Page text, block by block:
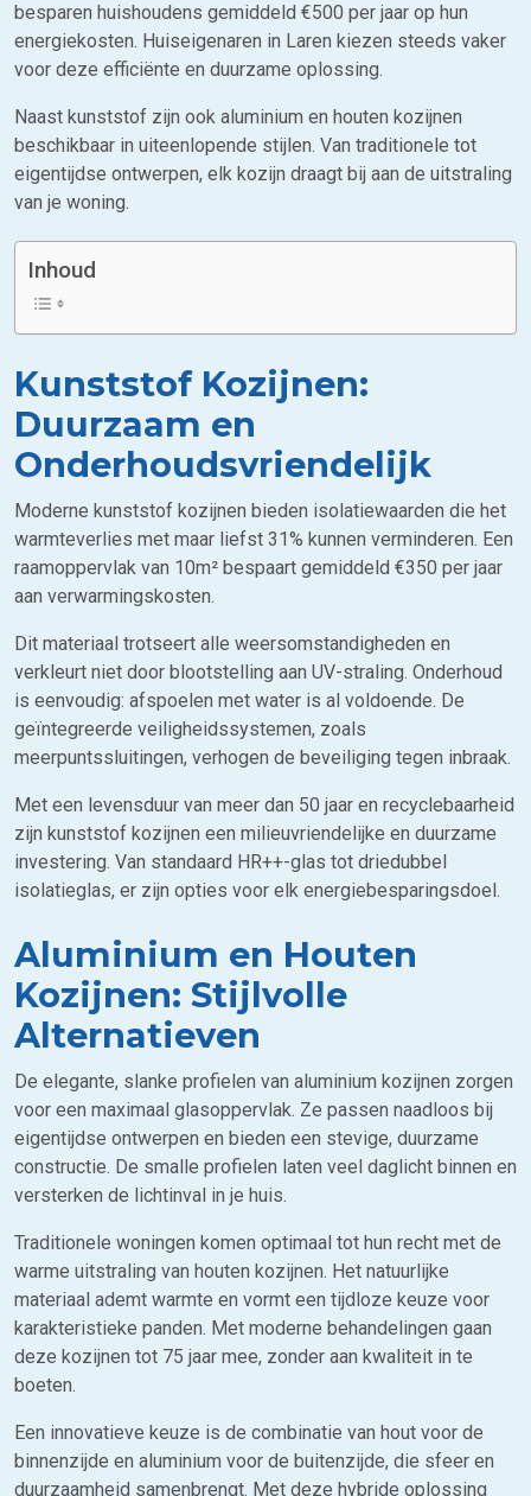
besparen huishoudens gemiddeld €500 per jaar op hun
energiekosten. Huiseigenaren in Laren kiezen steeds vaker
voor deze efficiënte en duurzame oplossing.
Naast kunststof zijn ook aluminium en houten kozijnen
beschikbaar in uiteenlopende stijlen. Van traditionele tot
eigentijdse ontwerpen, elk kozijn draagt bij aan de uitstraling
van je woning.
Inhoud
Kunststof Kozijnen:
Duurzaam en
Onderhoudsvriendelijk
Moderne kunststof kozijnen bieden isolatiewaarden die het
warmteverlies met maar liefst 31% kunnen verminderen. Een
raamoppervlak van 10m² bespaart gemiddeld €350 per jaar
aan verwarmingskosten.
Dit materiaal trotseert alle weersomstandigheden en
verkleurt niet door blootstelling aan UV-straling. Onderhoud
is eenvoudig: afspoelen met water is al voldoende. De
geïntegreerde veiligheidssystemen, zoals
meerpuntssluitingen, verhogen de beveiliging tegen inbraak.
Met een levensduur van meer dan 50 jaar en recyclebaarheid
zijn kunststof kozijnen een milieuvriendelijke en duurzame
investering. Van standaard HR++-glas tot driedubbel
isolatieglas, er zijn opties voor elk energiebesparingsdoel.
Aluminium en Houten
Kozijnen: Stijlvolle
Alternatieven
De elegante, slanke profielen van aluminium kozijnen zorgen
voor een maximaal glasoppervlak. Ze passen naadloos bij
eigentijdse ontwerpen en bieden een stevige, duurzame
constructie. De smalle profielen laten veel daglicht binnen en
versterken de lichtinval in je huis.
Traditionele woningen komen optimaal tot hun recht met de
warme uitstraling van houten kozijnen. Het natuurlijke
materiaal ademt warmte en vormt een tijdloze keuze voor
karakteristieke panden. Met moderne behandelingen gaan
deze kozijnen tot 75 jaar mee, zonder aan kwaliteit in te
boeten.
Een innovatieve keuze is de combinatie van hout voor de
binnenzijde en aluminium voor de buitenzijde, die sfeer en
duurzaamheid samenbrengt. Met deze hybride oplossing